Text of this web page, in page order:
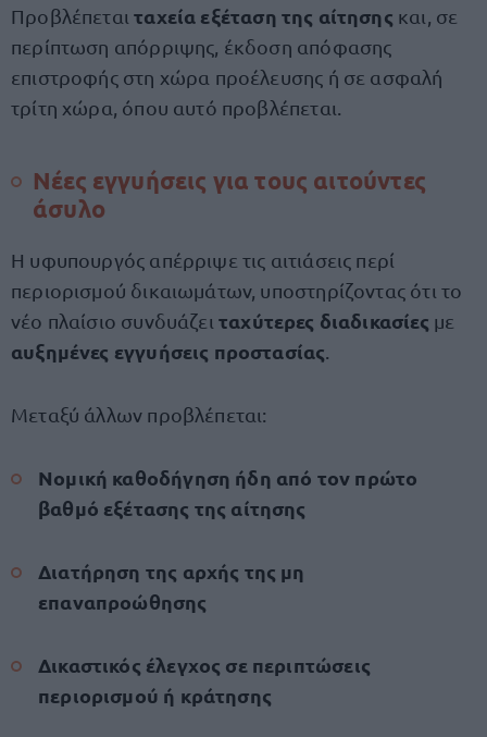
Προβλέπεταιταχεία εξέταση της αίτησης και, σε
περίπτωση απόρριψης, έκδοση απόφασης
επιστροφής στη χώρα προέλευσης ή σε ασφαλή
τρίτη χώρα, όπου αυτό προβλέπεται.
Νέες εγγυήσεις για τους αιτούντες
άσυλο
Η υφυπουργός απέρριψε τις αιτιάσεις περί
περιορισμού δικαιωμάτων, υποστηρίζοντας ότι το
νέο πλαίσιο συνδυάζει ταχύτερες διαδικασίες με
αυξημένες εγγυήσεις προστασίας
Μεταξύ άλλων προβλέπεται:
Νομική καθοδήγηση ήδη από τον πρώτο
βαθμό εξέτασης της αίτησης
Διατήρηση της αρχής της μη
επαναπροώθησης
Δικαστικός έλεγχος σε περιπτώσεις
περιορισμού ή κράτησης